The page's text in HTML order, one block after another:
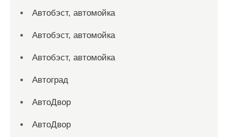
Автобэст, автомойка
Автобэст, автомойка
Автобэст, автомойка
Автоград
АвтоДвор
АвтоДвор